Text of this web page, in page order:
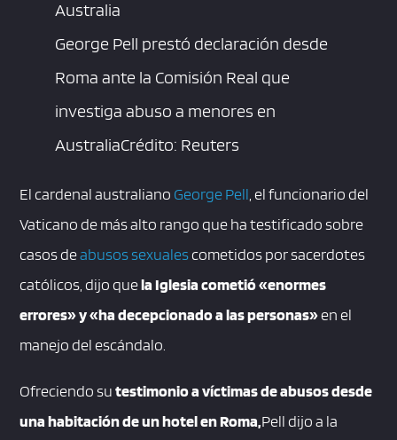
George Pell prestó declaración desde
Roma ante la Comisión Real que
investiga abuso a menores en
AustraliaCrédito: Reuters
El cardenal australiano George Pell , el funcionario del
Vaticano de más alto rango que ha testificado sobre
casos deabusos sexualescometidos por sacerdotes
católicos, dijo quela Iglesia cometió «enormes
errores» y «ha decepcionado a las personas»en el
manejo del escándalo.
Ofreciendo sutestimonio a víctimas de abusos desde
una habitación de un hotel en Roma,Pell dijo a la